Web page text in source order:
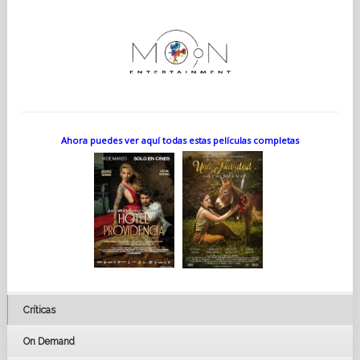
trata sobre cómo superar la pérdida. "Es algo que nos ocurre a
todos en nuestras vidas", asegura. "Y cuando ocurre, ¿dejamos
que la pérdida nos paralice? ¿Permitimos que la pérdida nos
Como LA CANCIÓN DE LOS NOMBRES OLVIDADOS se
desarrolla en el mundo de la música y los músicos, el
productor Robert Lantos pensó que François Girard (THE RED
VIOLIN, THIRTY TWO SHORT FILMS ABOUT GLENN GOULD) sería
el director idóneo. "Esta película vive o muere en el impacto
emocional de su música", comenta Lantos. "Pensé que no
sería suficiente tener al mejor director de cine y que este
dejara la música al compositor. Tenía que ser alguien que
estuviera familiarizado con el lenguaje de la música clásica
tanto como con el lenguaje del cine, de modo que pudiera
trabajar como compositor desde el conocimiento y el
dirige ópera, teatro y funciones del Cirque du Soleil. Dudo que
haya muchos otros directores de cine en el mundo que se
sientan tan cómodos y familiarizados con la música clásica
como lo está él".
Ahora puedes ver aquí todas estas películas completas
Críticas
On Demand